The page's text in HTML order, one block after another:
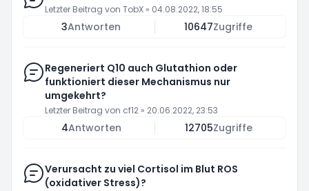
Letzter Beitrag von TobX » 04.08.2022, 18:55
3Antworten 10647Zugriffe
Regeneriert Q10 auch Glutathion oder
funktioniert dieser Mechanismus nur
umgekehrt?
Letzter Beitrag von cf12 » 20.06.2022, 23:53
4Antworten 12705Zugriffe
Verursacht zu viel Cortisol im Blut ROS
(oxidativer Stress)?